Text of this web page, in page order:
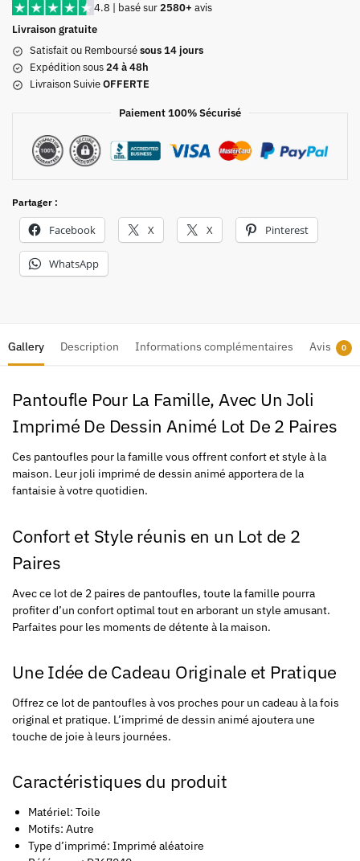
4.8 | basé sur2580+ avis
Livraison gratuite
Satisfait ou Remboursésous 14 jours
Expédition sous24 à 48h
Livraison SuivieOFFERTE
Paiement 100% Sécurisé
Partager :
Facebook X X Pinterest
WhatsApp
Gallery Description Informations complémentaires Avis 0
Pantoufle Pour La Famille, Avec Un Joli
Imprimé De Dessin Animé Lot De 2 Paires
Ces pantoufles pour la famille vous offrent confort et style à la
maison. Leur joli imprimé de dessin animé apportera de la
fantaisie à votre quotidien.
Confort et Style réunis en un Lot de 2
Paires
Avec ce lot de 2 paires de pantoufles, toute la famille pourra
profiter d’un confort optimal tout en arborant un style amusant.
Parfaites pour les moments de détente à la maison.
Une Idée de Cadeau Originale et Pratique
Offrez ce lot de pantoufles à vos proches pour un cadeau à la fois
original et pratique. L’imprimé de dessin animé ajoutera une
touche de joie à leurs journées.
Caractéristiques du produit
Matériel: Toile
Motifs: Autre
Type d’imprimé: Imprimé aléatoire